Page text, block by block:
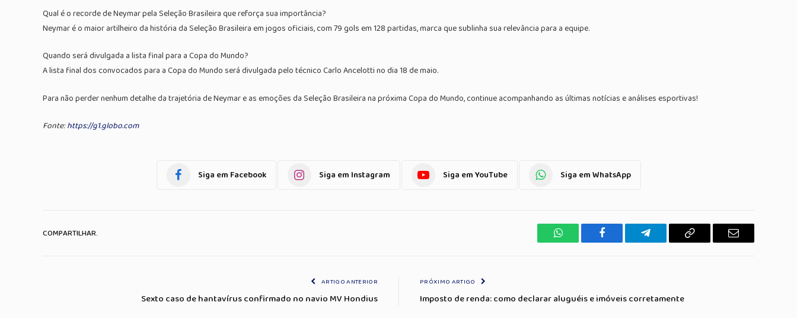
Qual é o recorde de Neymar pela Seleção Brasileira que reforça sua importância?
Neymar é o maior artilheiro da história da Seleção Brasileira em jogos oficiais, com 79 gols em 128 partidas, marca que sublinha sua relevância para a equipe.
Quando será divulgada a lista final para a Copa do Mundo?
A lista final dos convocados para a Copa do Mundo será divulgada pelo técnico Carlo Ancelotti no dia 18 de maio.
Para não perder nenhum detalhe da trajetória de Neymar e as emoções da Seleção Brasileira na próxima Copa do Mundo, continue acompanhando as últimas notícias e análises esportivas!
Fonte:https://g1.globo.com
Siga em Facebook Siga em Instagram Siga em YouTube Siga em WhatsApp
COMPARTILHAR.
WhatsAppFacebook TelegramaCopiar
E-
ARTIGO ANTERIOR
Sexto caso de hantavírus confirmado no navio MV Hondius
PRÓXIMO ARTIGO
Imposto de renda: como declarar aluguéis e imóveis corretamente